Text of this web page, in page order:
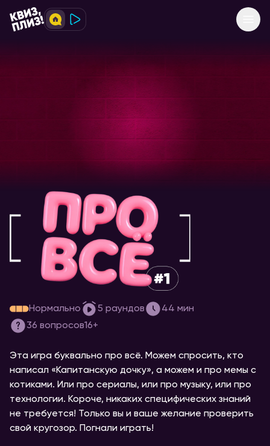
[про всё] #1
Нормально 5 раундов 44 мин
36 вопросов16+
Эта игра буквально про всё. Можем спросить, кто
написал «Капитанскую дочку», а можем и про мемы с
котиками. Или про сериалы, или про музыку, или про
технологии. Короче, никаких специфических знаний
не требуется! Только вы и ваше желание проверить
свой кругозор. Погнали играть!